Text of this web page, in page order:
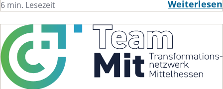
6 min. Lesezeit
Weiterlesen